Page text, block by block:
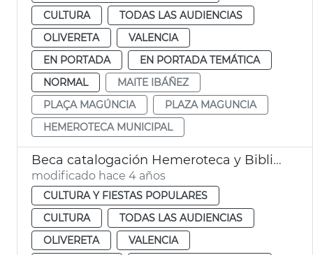
CULTURA
TODAS LAS AUDIENCIAS
OLIVERETA
VALENCIA
EN PORTADA
EN PORTADA TEMÁTICA
NORMAL
MAITE IBÁÑEZ
PLAÇA MAGÚNCIA
PLAZA MAGUNCIA
HEMEROTECA MUNICIPAL
Beca catalogación Hemeroteca y Biblioteca Municipal
modificado hace 4 años
CULTURA Y FIESTAS POPULARES
CULTURA
TODAS LAS AUDIENCIAS
OLIVERETA
VALENCIA